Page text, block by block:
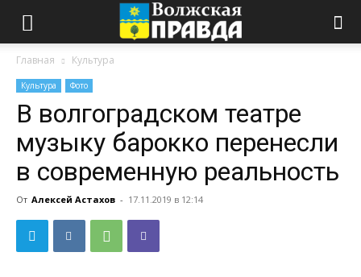
Главная Культура
Культура Фото
В волгоградском театре
музыку барокко перенесли
в современную реальность
От Алексей Астахов - 17.11.2019 в 12:14